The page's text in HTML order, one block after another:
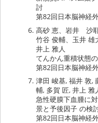
討
第82回日本脳神経
高砂 恵、岩井 沙
竹谷 俊輔、玉井 雄
井上 雅人
てんかん重積状態
第82回日本脳神経
津田 峻基, 福井 敦,
輔, 多賀 匠, 井上 雅
急性硬膜下血腫に
景と予後因子 の検
第82回日本脳神経